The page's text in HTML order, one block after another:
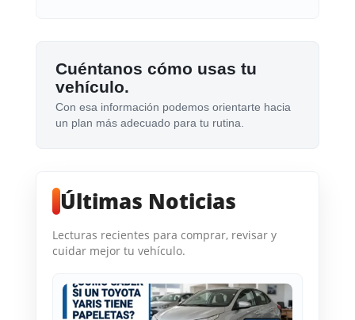
Cuéntanos cómo usas tu
vehículo.
Con esa información podemos orientarte hacia
un plan más adecuado para tu rutina.
Últimas Noticias
Lecturas recientes para comprar, revisar y
cuidar mejor tu vehículo.